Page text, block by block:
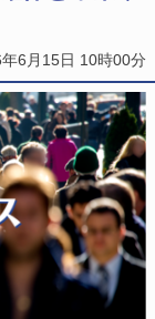
6月15日 10時00分